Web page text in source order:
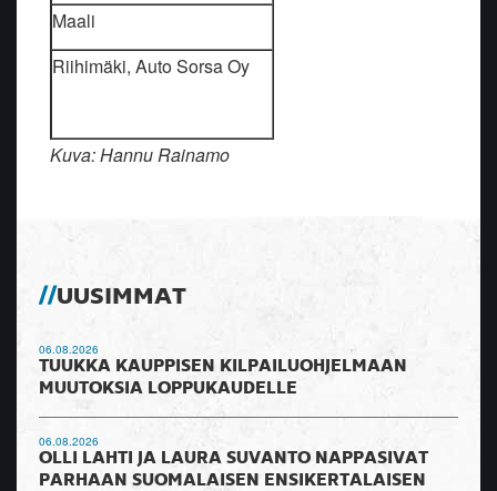
Maali
Riihimäki, Auto Sorsa Oy
Kuva: Hannu Rainamo
UUSIMMAT
06.08.2026
TUUKKA KAUPPISEN KILPAILUOHJELMAAN
MUUTOKSIA LOPPUKAUDELLE
06.08.2026
OLLI LAHTI JA LAURA SUVANTO NAPPASIVAT
PARHAAN SUOMALAISEN ENSIKERTALAISEN